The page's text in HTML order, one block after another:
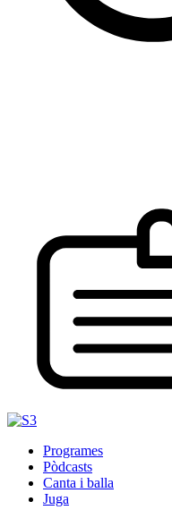
Programes
Pòdcasts
Canta i balla
Juga